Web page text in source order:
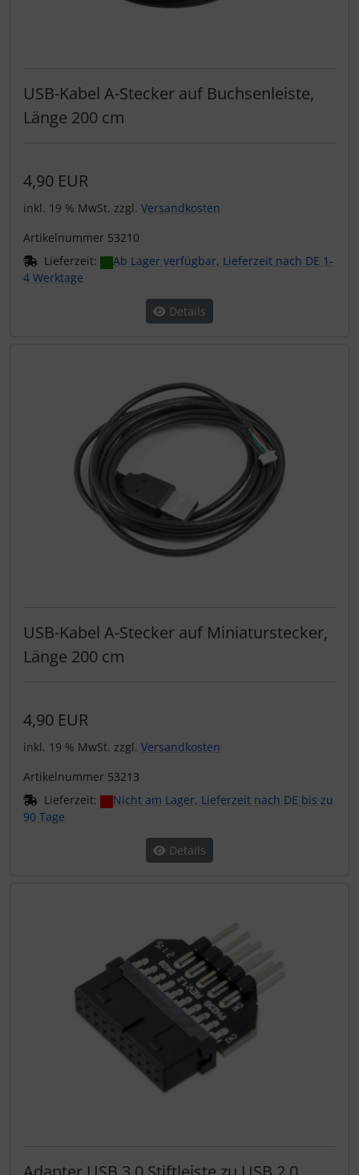
USB-Kabel A-Stecker auf Buchsenleiste,
Länge 200 cm
4,90 EUR
inkl. 19 % MwSt. zzgl. Versandkosten
Artikelnummer 53210
Lieferzeit:
Ab Lager verfügbar, Lieferzeit nach DE 1-
4 Werktage
Details
USB-Kabel A-Stecker auf Miniaturstecker,
Länge 200 cm
4,90 EUR
inkl. 19 % MwSt. zzgl. Versandkosten
Artikelnummer 53213
Lieferzeit:
Nicht am Lager, Lieferzeit nach DE bis zu
90 Tage
Details